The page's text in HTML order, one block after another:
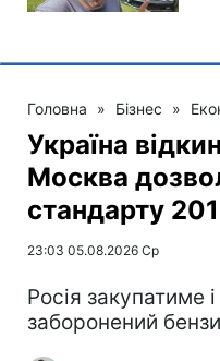
Головна » Бізнес »
Україна
Москва
стандарту
23:03 05.08.2026 Ср
Росія закупатиме
заборонений